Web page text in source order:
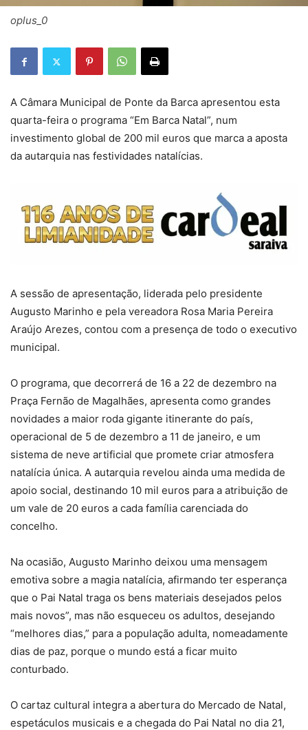
oplus_0
A Câmara Municipal de Ponte da Barca apresentou esta
quarta-feira o programa “Em Barca Natal”, num
investimento global de 200 mil euros que marca a aposta
da autarquia nas festividades natalícias.
A sessão de apresentação, liderada pelo presidente
Augusto Marinho e pela vereadora Rosa Maria Pereira
Araújo Arezes, contou com a presença de todo o executivo
municipal.
O programa, que decorrerá de 16 a 22 de dezembro na
Praça Fernão de Magalhães, apresenta como grandes
novidades a maior roda gigante itinerante do país,
operacional de 5 de dezembro a 11 de janeiro, e um
sistema de neve artificial que promete criar atmosfera
natalícia única. A autarquia revelou ainda uma medida de
apoio social, destinando 10 mil euros para a atribuição de
um vale de 20 euros a cada família carenciada do
concelho.
Na ocasião, Augusto Marinho deixou uma mensagem
emotiva sobre a magia natalícia, afirmando ter esperança
que o Pai Natal traga os bens materiais desejados pelos
mais novos”, mas não esqueceu os adultos, desejando
“melhores dias,” para a população adulta, nomeadamente
dias de paz, porque o mundo está a ficar muito
conturbado.
O cartaz cultural integra a abertura do Mercado de Natal,
espetáculos musicais e a chegada do Pai Natal no dia 21,